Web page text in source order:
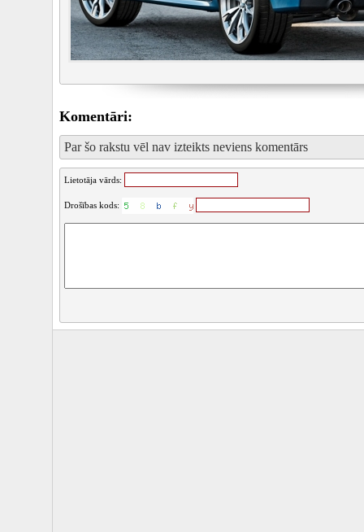
Komentāri:
Par šo rakstu vēl nav izteikts neviens komentārs
Lietotāja vārds:
Drošības kods: